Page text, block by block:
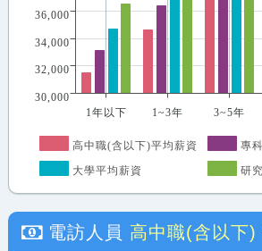
1年以下 1~3年 3~5年
30,000
32,000
34,000
36,000
高中職(含以下)平均薪資
專
大學平均薪資
研
電訪人員 高中職(含以下)